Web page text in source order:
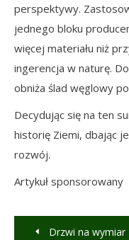
perspektywy.
jednego bloku
więcej materiału niż
ingerencja w naturę.
obniża ślad węglowy
Decydując się na ten
historię Ziemi, dbając
rozwój.
Artykuł sponsorowany
Nawigacja
Drzwi na wymiar — w jakich